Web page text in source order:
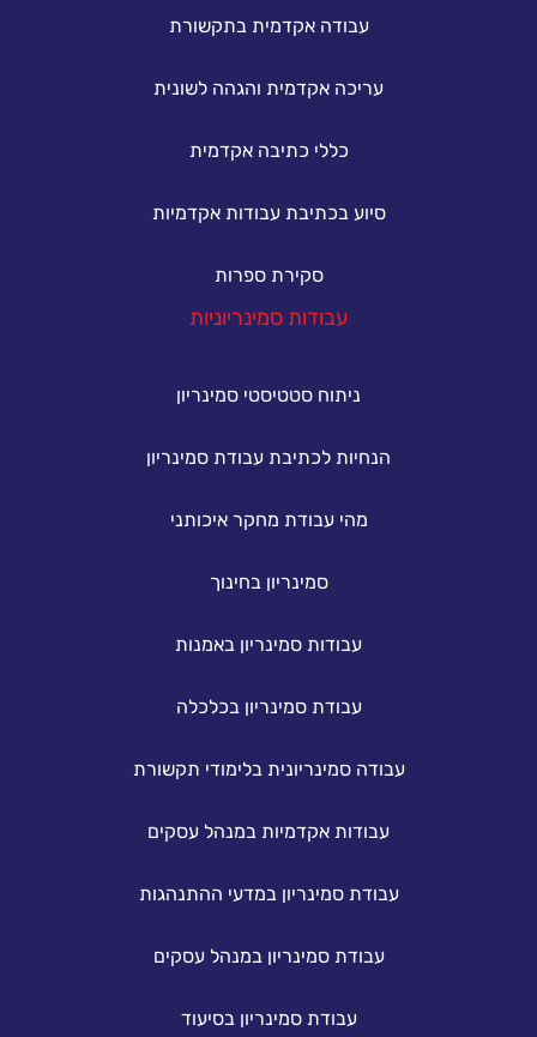
עבודה אקדמית בתקשורת
עריכה אקדמית והגהה לשונית
כללי כתיבה אקדמית
סיוע בכתיבת עבודות אקדמיות
סקירת ספרות
עבודות סמינריוניות
ניתוח סטטיסטי סמינריון
הנחיות לכתיבת עבודת סמינריון
מהי עבודת מחקר איכותני
סמינריון בחינוך
עבודות סמינריון באמנות
עבודת סמינריון בכלכלה
עבודה סמינריונית בלימודי תקשורת
עבודות אקדמיות במנהל עסקים
עבודת סמינריון במדעי ההתנהגות
עבודת סמינריון במנהל עסקים
עבודת סמינריון בסיעוד